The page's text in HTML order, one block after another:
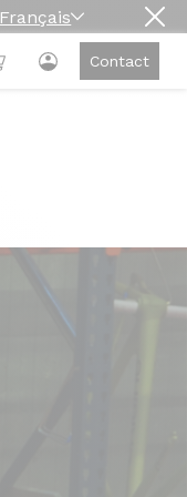
Français
Contact